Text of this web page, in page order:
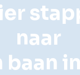
naar
baan